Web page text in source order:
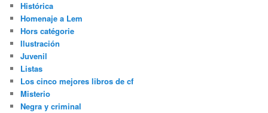
Histórica
Homenaje a Lem
Hors catégorie
Ilustración
Juvenil
Listas
Los cinco mejores libros de cf
Misterio
Negra y criminal